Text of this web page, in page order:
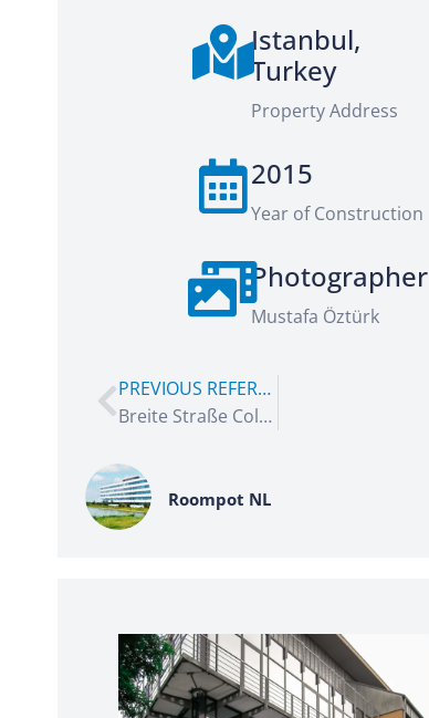
Istanbul,
Turkey
Property Address
2015
Year of Construction
Photographer
Mustafa Öztürk
PREVIOUS REFERENCE
Breite Straße Cologne
Roompot NL